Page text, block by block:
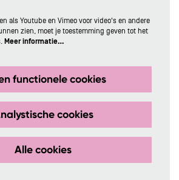
als Youtube en Vimeo voor video's en andere
zien, moet je toestemming geven tot het
Meer informatie…
functionele cookies
cookies
Alle cookies